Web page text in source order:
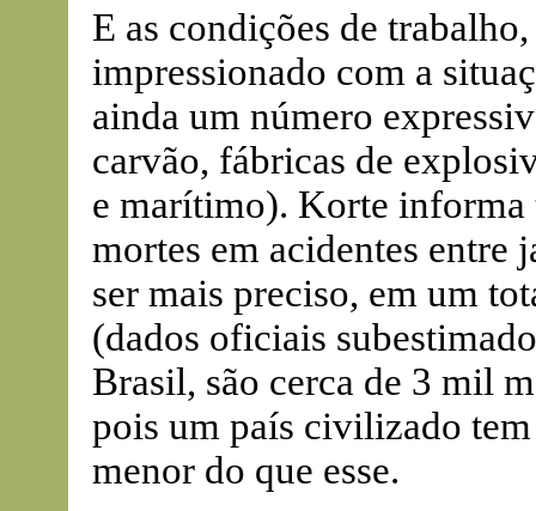
E as condições de
impressionado com a
ainda um número
carvão, fábricas de
e marítimo). Korte
mortes em acidentes entre
ser mais preciso, em um
(dados oficiais
Brasil, são cerca de 3 mil
pois um país civilizado
menor do que esse.